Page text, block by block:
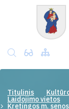
Titulinis
Laidojimo vietos
Kretingos m.